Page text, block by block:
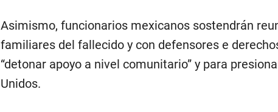
Asimismo, funcionarios mexicanos sostendrán
familiares del fallecido y con defensores e
“detonar apoyo a nivel comunitario” y para
Unidos.